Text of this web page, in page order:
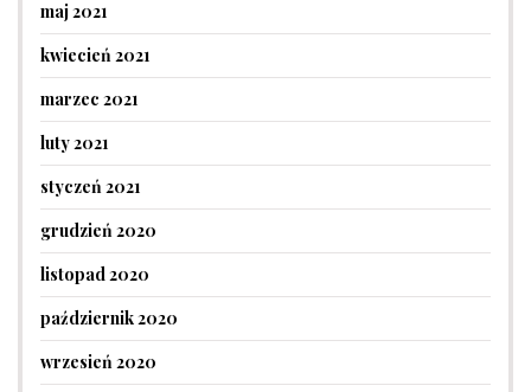
maj 2021
kwiecień 2021
marzec 2021
luty 2021
styczeń 2021
grudzień 2020
listopad 2020
październik 2020
wrzesień 2020